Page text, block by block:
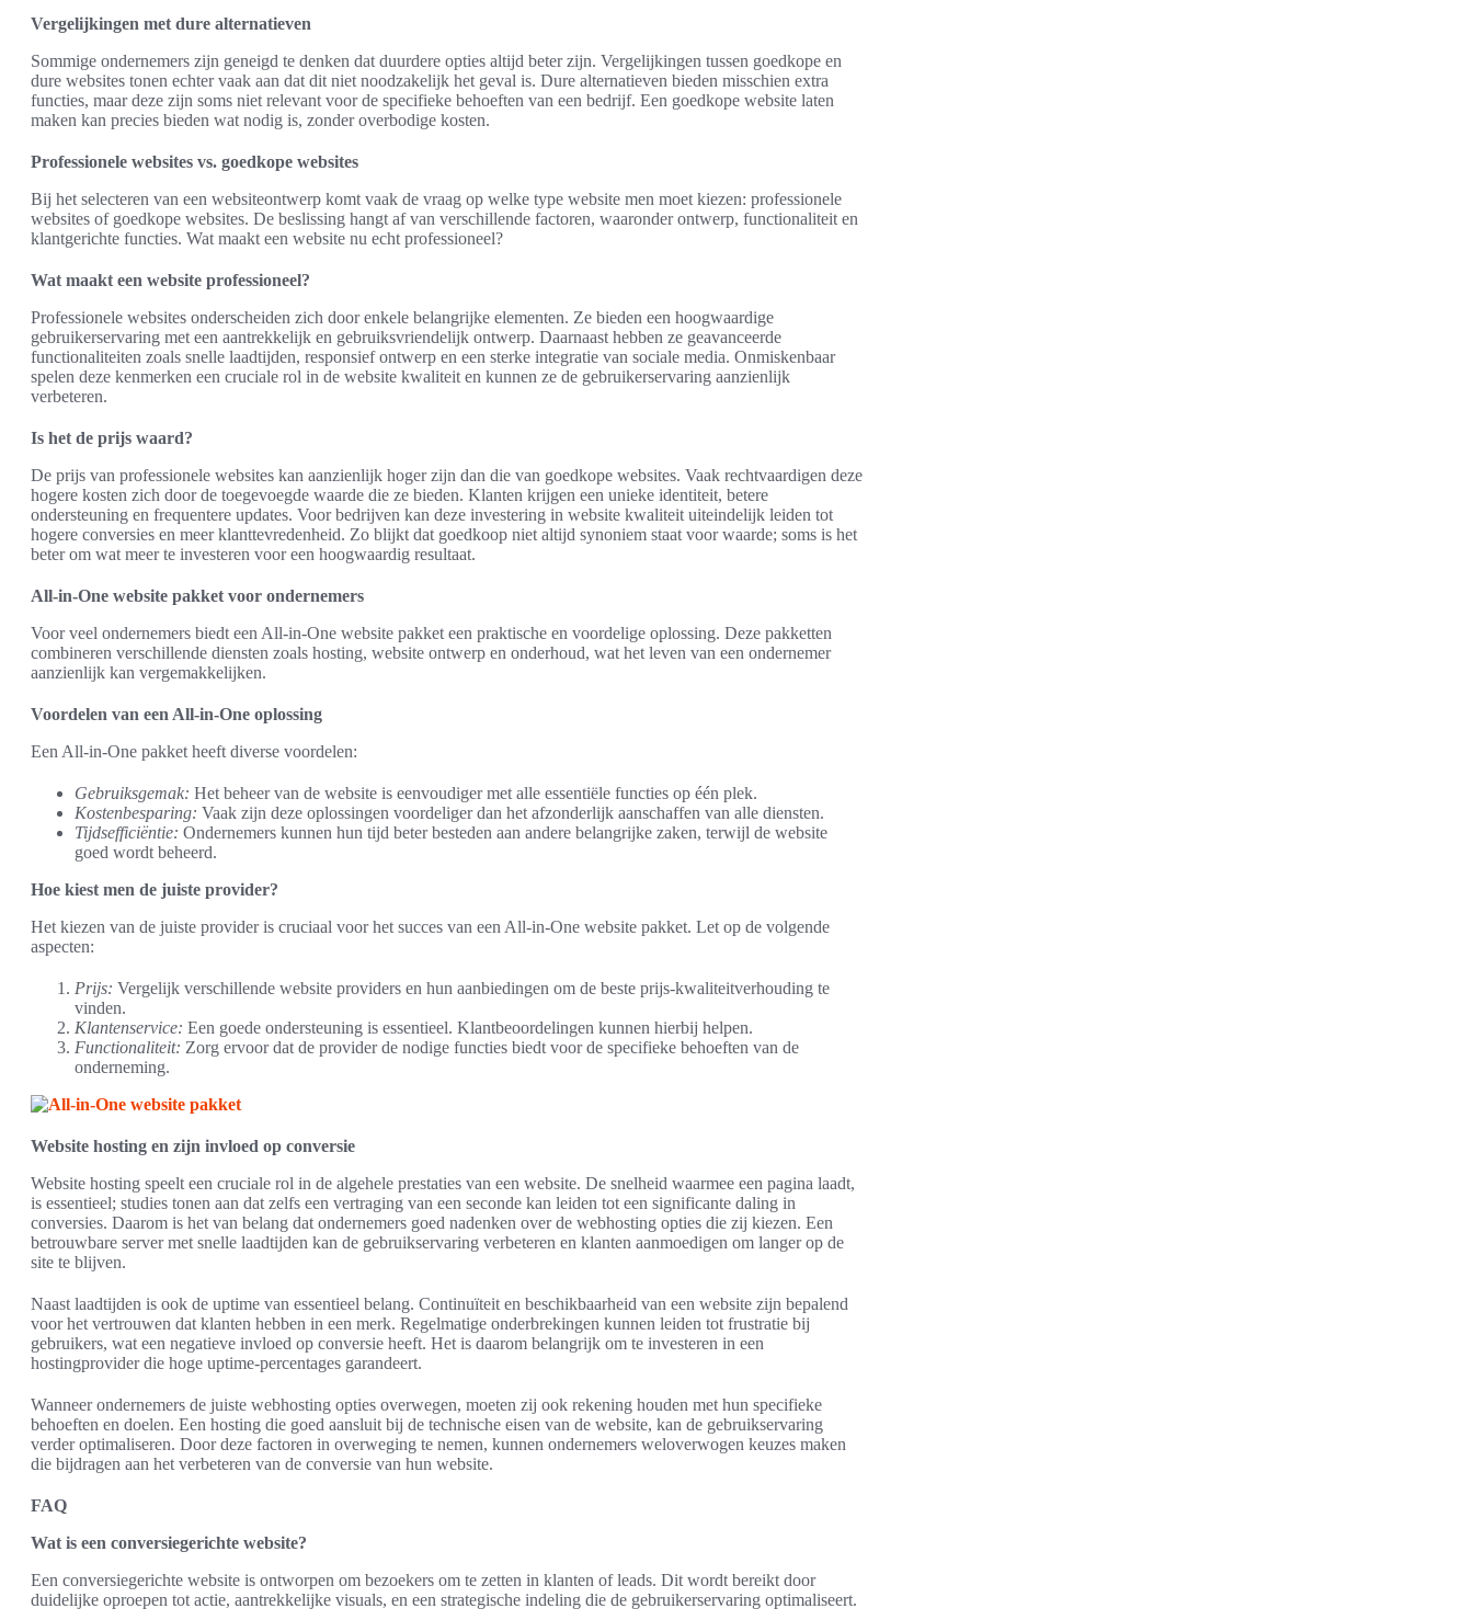
Vergelijkingen met dure alternatieven
Sommige ondernemers zijn geneigd te denken dat duurdere opties altijd beter zijn. Vergelijkingen tussen goedkope en
dure websites tonen echter vaak aan dat dit niet noodzakelijk het geval is. Dure alternatieven bieden misschien extra
functies, maar deze zijn soms niet relevant voor de specifieke behoeften van een bedrijf. Een goedkope website laten
maken kan precies bieden wat nodig is, zonder overbodige kosten.
Professionele websites vs. goedkope websites
Bij het selecteren van een websiteontwerp komt vaak de vraag op welke type website men moet kiezen: professionele
websites of goedkope websites. De beslissing hangt af van verschillende factoren, waaronder ontwerp, functionaliteit en
klantgerichte functies. Wat maakt een website nu echt professioneel?
Wat maakt een website professioneel?
Professionele websites onderscheiden zich door enkele belangrijke elementen. Ze bieden een hoogwaardige
gebruikerservaring met een aantrekkelijk en gebruiksvriendelijk ontwerp. Daarnaast hebben ze geavanceerde
functionaliteiten zoals snelle laadtijden, responsief ontwerp en een sterke integratie van sociale media. Onmiskenbaar
spelen deze kenmerken een cruciale rol in de website kwaliteit en kunnen ze de gebruikerservaring aanzienlijk
verbeteren.
Is het de prijs waard?
De prijs van professionele websites kan aanzienlijk hoger zijn dan die van goedkope websites. Vaak rechtvaardigen deze
hogere kosten zich door de toegevoegde waarde die ze bieden. Klanten krijgen een unieke identiteit, betere
ondersteuning en frequentere updates. Voor bedrijven kan deze investering in website kwaliteit uiteindelijk leiden tot
hogere conversies en meer klanttevredenheid. Zo blijkt dat goedkoop niet altijd synoniem staat voor waarde; soms is het
beter om wat meer te investeren voor een hoogwaardig resultaat.
All-in-One website pakket voor ondernemers
Voor veel ondernemers biedt een All-in-One website pakket een praktische en voordelige oplossing. Deze pakketten
combineren verschillende diensten zoals hosting, website ontwerp en onderhoud, wat het leven van een ondernemer
aanzienlijk kan vergemakkelijken.
Voordelen van een All-in-One oplossing
Een All-in-One pakket heeft diverse voordelen:
Gebruiksgemak: Het beheer van de website is eenvoudiger met alle essentiële functies op één plek.
Kostenbesparing: Vaak zijn deze oplossingen voordeliger dan het afzonderlijk aanschaffen van alle diensten.
Tijdsefficiëntie: Ondernemers kunnen hun tijd beter besteden aan andere belangrijke zaken, terwijl de website
goed wordt beheerd.
Hoe kiest men de juiste provider?
Het kiezen van de juiste provider is cruciaal voor het succes van een All-in-One website pakket. Let op de volgende
aspecten:
Prijs: Vergelijk verschillende website providers en hun aanbiedingen om de beste prijs-kwaliteitverhouding te
vinden.
Klantenservice: Een goede ondersteuning is essentieel. Klantbeoordelingen kunnen hierbij helpen.
Functionaliteit: Zorg ervoor dat de provider de nodige functies biedt voor de specifieke behoeften van de
onderneming.
Website hosting en zijn invloed op conversie
Website hosting speelt een cruciale rol in de algehele prestaties van een website. De snelheid waarmee een pagina laadt,
is essentieel; studies tonen aan dat zelfs een vertraging van een seconde kan leiden tot een significante daling in
conversies. Daarom is het van belang dat ondernemers goed nadenken over de webhosting opties die zij kiezen. Een
betrouwbare server met snelle laadtijden kan de gebruikservaring verbeteren en klanten aanmoedigen om langer op de
site te blijven.
Naast laadtijden is ook de uptime van essentieel belang. Continuïteit en beschikbaarheid van een website zijn bepalend
voor het vertrouwen dat klanten hebben in een merk. Regelmatige onderbrekingen kunnen leiden tot frustratie bij
gebruikers, wat een negatieve invloed op conversie heeft. Het is daarom belangrijk om te investeren in een
hostingprovider die hoge uptime-percentages garandeert.
Wanneer ondernemers de juiste webhosting opties overwegen, moeten zij ook rekening houden met hun specifieke
behoeften en doelen. Een hosting die goed aansluit bij de technische eisen van de website, kan de gebruikservaring
verder optimaliseren. Door deze factoren in overweging te nemen, kunnen ondernemers weloverwogen keuzes maken
die bijdragen aan het verbeteren van de conversie van hun website.
FAQ
Wat is een conversiegerichte website?
Een conversiegerichte website is ontworpen om bezoekers om te zetten in klanten of leads. Dit wordt bereikt door
duidelijke oproepen tot actie, aantrekkelijke visuals, en een strategische indeling die de gebruikerservaring optimaliseert.